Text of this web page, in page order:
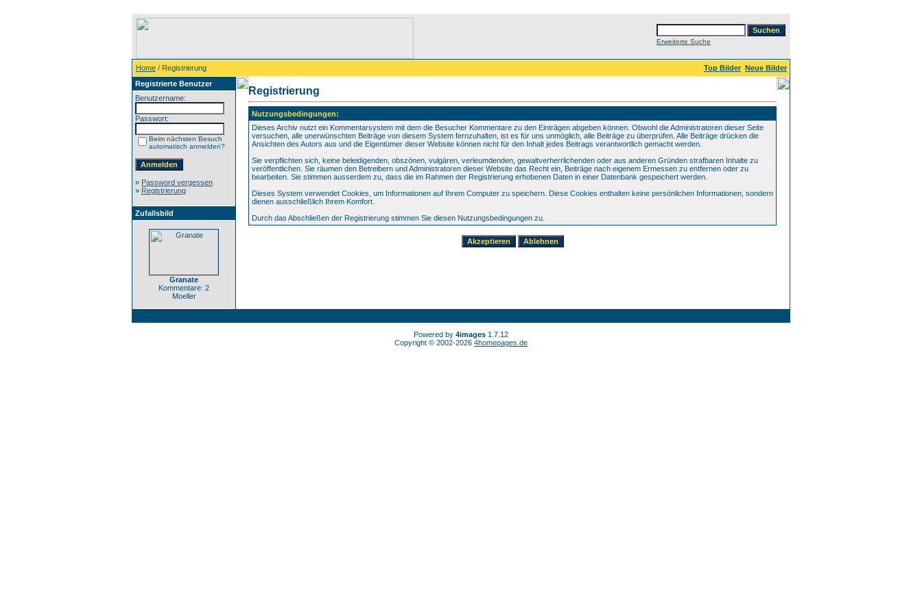
Erweiterte Suche
Home / Registrierung Top Bilder Neue Bilder
Registrierte Benutzer
Benutzername:
Passwort:
Beim nächsten Besuch
automatisch anmelden?
» Password vergessen
» Registrierung
Zufallsbild
Granate
Kommentare: 2
Moeller
Registrierung
Nutzungsbedingungen:
Dieses Archiv nutzt ein Kommentarsystem mit dem die Besucher Kommentare zu den Einträgen abgeben können. Obwohl die Administratoren dieser Seite
versuchen, alle unerwünschten Beiträge von diesem System fernzuhalten, ist es für uns unmöglich, alle Beiträge zu überprüfen. Alle Beiträge drücken die
Ansichten des Autors aus und die Eigentümer dieser Website können nicht für den Inhalt jedes Beitrags verantwortlich gemacht werden.
Sie verpflichten sich, keine beleidigenden, obszönen, vulgären, verleumdenden, gewaltverherrlichenden oder aus anderen Gründen strafbaren Inhalte zu
veröffentlichen. Sie räumen den Betreibern und Administratoren dieser Website das Recht ein, Beiträge nach eigenem Ermessen zu entfernen oder zu
bearbeiten. Sie stimmen ausserdem zu, dass die im Rahmen der Registrierung erhobenen Daten in einer Datenbank gespeichert werden.
Dieses System verwendet Cookies, um Informationen auf Ihrem Computer zu speichern. Diese Cookies enthalten keine persönlichen Informationen, sondern
dienen ausschließlich Ihrem Komfort.
Durch das Abschließen der Registrierung stimmen Sie diesen Nutzungsbedingungen zu.
Powered by 4images 1.7.12
Copyright © 2002-2026 4homepages.de